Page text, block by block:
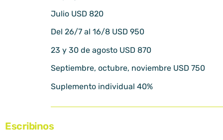
Julio USD 820
Del 26/7 al 16/8 USD 950
23 y 30 de agosto USD 870
Septiembre, octubre, noviembre USD 750
Suplemento individual 40%
Escribinos